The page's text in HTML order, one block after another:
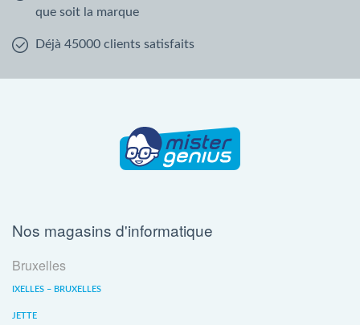
que soit la marque
Déjà 45000 clients satisfaits
Nos magasins d'informatique
Bruxelles
IXELLES – BRUXELLES
JETTE